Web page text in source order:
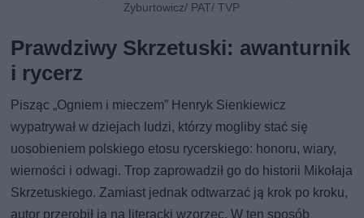
Żyburtowicz/ PAT/ TVP
Prawdziwy Skrzetuski: awanturnik
i rycerz
Pisząc „Ogniem i mieczem” Henryk Sienkiewicz
wypatrywał w dziejach ludzi, którzy mogliby stać się
uosobieniem polskiego etosu rycerskiego: honoru, wiary,
wierności i odwagi. Trop zaprowadził go do historii Mikołaja
Skrzetuskiego. Zamiast jednak odtwarzać ją krok po kroku,
autor przerobił ją na literacki wzorzec. W ten sposób